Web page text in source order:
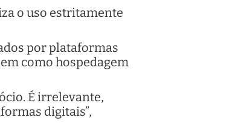
o uso estritamente
por plataformas
como hospedagem
É irrelevante,
digitais”,